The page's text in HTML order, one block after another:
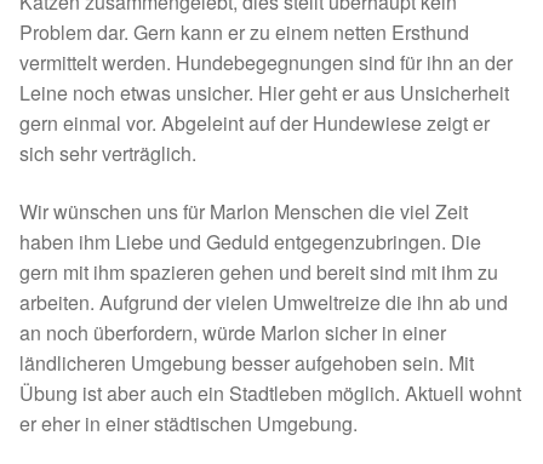
Sicherheitsgeschirr
Mittelmeerkrankheiten
Leishmaniose
Qualzucht bei Hunden
Sonderfarben bei Hunden
Zwingerhusten
Ablauf Adoption
Problem dar. Gern kann er zu einem netten Ersthund
vermittelt werden. Hundebegegnungen sind für ihn an der
Leine noch etwas unsicher. Hier geht er aus Unsicherheit
gern einmal vor. Abgeleint auf der Hundewiese zeigt er
sich sehr verträglich.
Wir wünschen uns für Marlon Menschen die viel Zeit
haben ihm Liebe und Geduld entgegenzubringen. Die
gern mit ihm spazieren gehen und bereit sind mit ihm zu
arbeiten. Aufgrund der vielen Umweltreize die ihn ab und
an noch überfordern, würde Marlon sicher in einer
ländlicheren Umgebung besser aufgehoben sein. Mit
Übung ist aber auch ein Stadtleben möglich. Aktuell wohnt
er eher in einer städtischen Umgebung.